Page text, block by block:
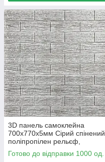
3D панель самоклейна
700x770x5мм Сірий спінений
поліпропілен рельєф,
Самоклейна панель 700x770
5 мм Сірий
Готово до відправки 1000 од.